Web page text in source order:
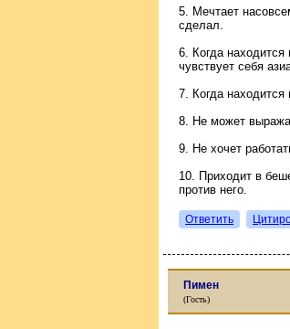
5. Мечтает
сделал.
6. Когда находится
чувствует себя
7. Когда находится
8. Не может
9. Не хочет
10. Приходит в
против него.
Ответить
Пимен
(Гость)